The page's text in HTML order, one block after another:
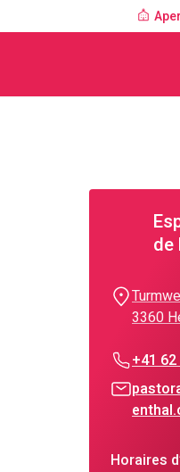
de
3360
+41
Horaires